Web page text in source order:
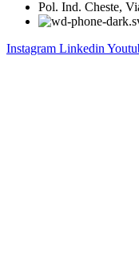
Pol. Ind. Cheste,
Instagram Linkedin